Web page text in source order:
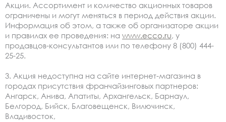
Акции. Ассортимент и количество акционных товаров
ограничены и могут меняться в период действия акции.
Информация об этом, а также об организаторе акции
и правилах ее проведения: на www.ecco.ru, у
продавцов-консультантов или по телефону 8 (800) 444-
25-25.
3. Акция недоступна на сайте интернет-магазина в
городах присутствия франчайзинговых партнеров:
Ангарск, Анива, Апатиты, Архангельск, Барнаул,
Белгород, Бийск, Благовещенск, Вилючинск,
Владивосток,